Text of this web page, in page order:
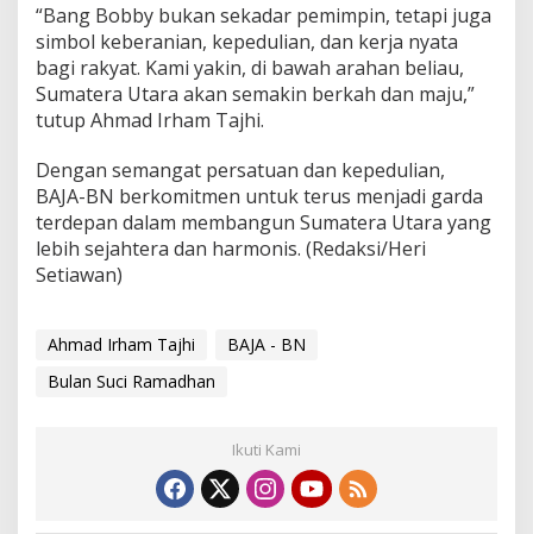
“Bang Bobby bukan sekadar pemimpin, tetapi juga
simbol keberanian, kepedulian, dan kerja nyata
bagi rakyat. Kami yakin, di bawah arahan beliau,
Sumatera Utara akan semakin berkah dan maju,”
tutup Ahmad Irham Tajhi.
Dengan semangat persatuan dan kepedulian,
BAJA-BN berkomitmen untuk terus menjadi garda
terdepan dalam membangun Sumatera Utara yang
lebih sejahtera dan harmonis. (Redaksi/Heri
Setiawan)
Ahmad Irham Tajhi
BAJA - BN
Bulan Suci Ramadhan
Ikuti Kami